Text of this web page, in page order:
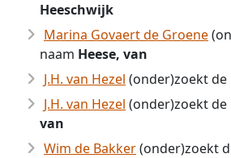
Heeschwijk
Marina Govaert de Groene
naam Heese, van
J.H. van Hezel (onder)zoekt de
J.H. van Hezel (onder)zoekt de
van
Wim de Bakker(onder)zoekt